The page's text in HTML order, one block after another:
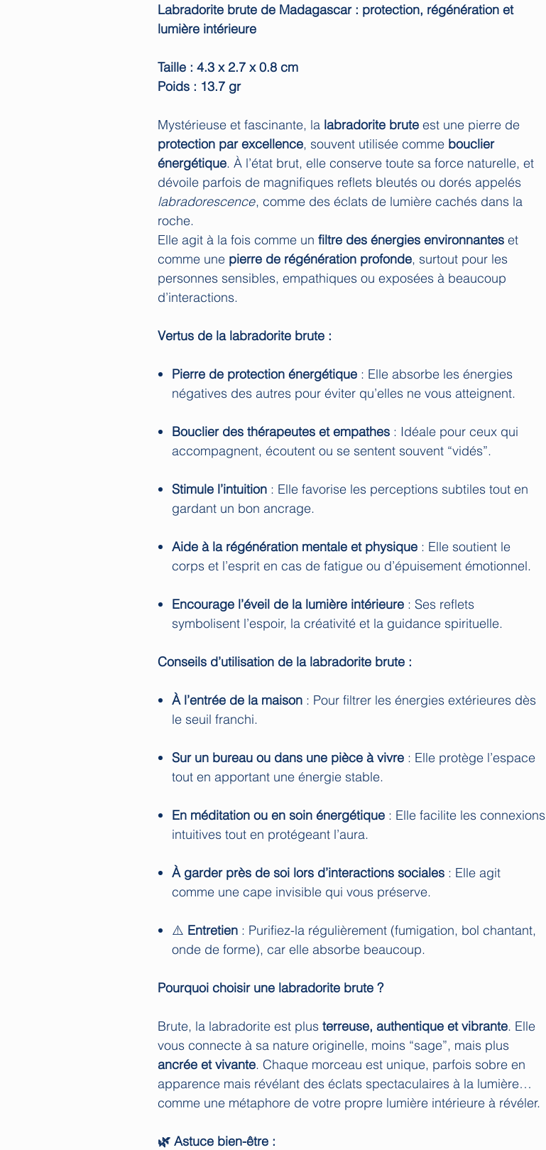
Labradorite brute de Madagascar : protection, régénération et
lumière intérieure
Taille : 4.3 x 2.7 x 0.8 cm
Poids : 13.7 gr
Mystérieuse et fascinante, la labradorite brute est une pierre de
protection par excellence, souvent utilisée comme bouclier
énergétique. À l’état brut, elle conserve toute sa force naturelle, et
dévoile parfois de magnifiques reflets bleutés ou dorés appelés
labradorescence, comme des éclats de lumière cachés dans la
roche.
Elle agit à la fois comme un filtre des énergies environnantes et
comme une pierre de régénération profonde, surtout pour les
personnes sensibles, empathiques ou exposées à beaucoup
d’interactions.
Vertus de la labradorite brute :
Pierre de protection énergétique : Elle absorbe les énergies
négatives des autres pour éviter qu’elles ne vous atteignent.
Bouclier des thérapeutes et empathes : Idéale pour ceux qui
accompagnent, écoutent ou se sentent souvent “vidés”.
Stimule l’intuition : Elle favorise les perceptions subtiles tout en
gardant un bon ancrage.
Aide à la régénération mentale et physique : Elle soutient le
corps et l’esprit en cas de fatigue ou d’épuisement émotionnel.
Encourage l’éveil de la lumière intérieure : Ses reflets
symbolisent l’espoir, la créativité et la guidance spirituelle.
Conseils d’utilisation de la labradorite brute :
À l’entrée de la maison : Pour filtrer les énergies extérieures dès
le seuil franchi.
Sur un bureau ou dans une pièce à vivre : Elle protège l’espace
tout en apportant une énergie stable.
En méditation ou en soin énergétique : Elle facilite les connexions
intuitives tout en protégeant l’aura.
À garder près de soi lors d’interactions sociales : Elle agit
comme une cape invisible qui vous préserve.
⚠️ Entretien : Purifiez-la régulièrement (fumigation, bol chantant,
onde de forme), car elle absorbe beaucoup.
Pourquoi choisir une labradorite brute ?
Brute, la labradorite est plus terreuse, authentique et vibrante. Elle
vous connecte à sa nature originelle, moins “sage”, mais plus
ancrée et vivante. Chaque morceau est unique, parfois sobre en
apparence mais révélant des éclats spectaculaires à la lumière…
comme une métaphore de votre propre lumière intérieure à révéler.
🌿 Astuce bien-être :